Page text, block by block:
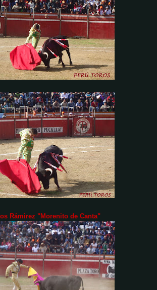
Rámirez "Morenito de Canta"